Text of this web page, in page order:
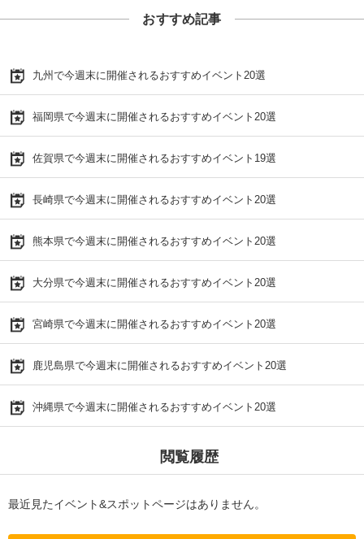
おすすめ記事
九州で今週末に開催されるおすすめイベント20選
福岡県で今週末に開催されるおすすめイベント20選
佐賀県で今週末に開催されるおすすめイベント19選
長崎県で今週末に開催されるおすすめイベント20選
熊本県で今週末に開催されるおすすめイベント20選
大分県で今週末に開催されるおすすめイベント20選
宮崎県で今週末に開催されるおすすめイベント20選
鹿児島県で今週末に開催されるおすすめイベント20選
沖縄県で今週末に開催されるおすすめイベント20選
閲覧履歴
最近見たイベント&スポットページはありません。